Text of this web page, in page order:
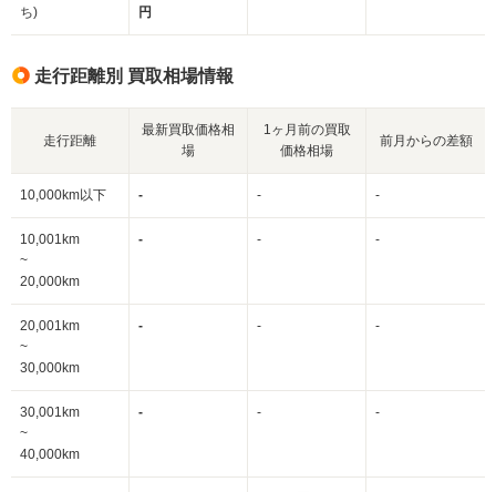
ち)
円
走行距離別 買取相場情報
走行距離
最新買取価格相
場
1ヶ月前の買取
価格相場
前月からの差額
10,000km以下 - - -
10,001km
~
20,000km
- - -
20,001km
~
30,000km
- - -
30,001km
~
40,000km
- - -